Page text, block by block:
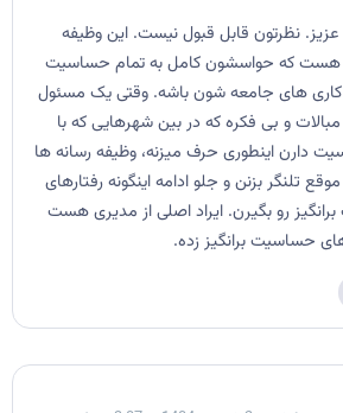
نظرتون قابل قبول نیست. این وظیفه
هست که حواسشون کامل به تمام حساسیت
کاری های جامعه شون باشه. وقتی یک مسئول
مبالات و بی فکره که در بین شهرهایی که با
دارن اینطوری حرف میزنه، وظیفه رسانه ها
تلنگر بزنن و جلو ادامه اینگونه رفتارهای
رو بگیرن. ایراد اصلی از مدیری هست
حساسیت برانگیز زده.